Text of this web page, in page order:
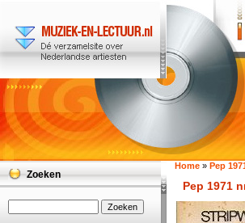
Home » Pep
Pep 1971
Zoeken